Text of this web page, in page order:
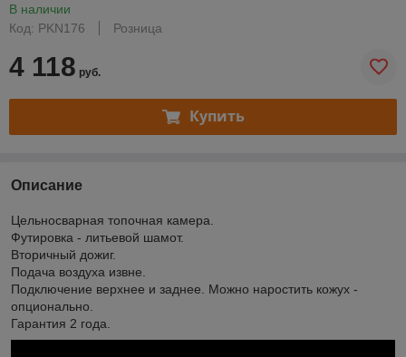
В наличии
Код: PKN176
Розница
4 118 руб.
Купить
Описание
Цельносварная топочная камера.
Футировка - литьевой шамот.
Вторичный дожиг.
Подача воздуха извне.
Подключение верхнее и заднее. Можно наростить кожух -
опционально.
Гарантия 2 года.